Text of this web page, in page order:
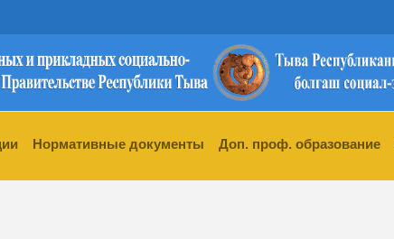
Нормативные документы Доп. проф. образование